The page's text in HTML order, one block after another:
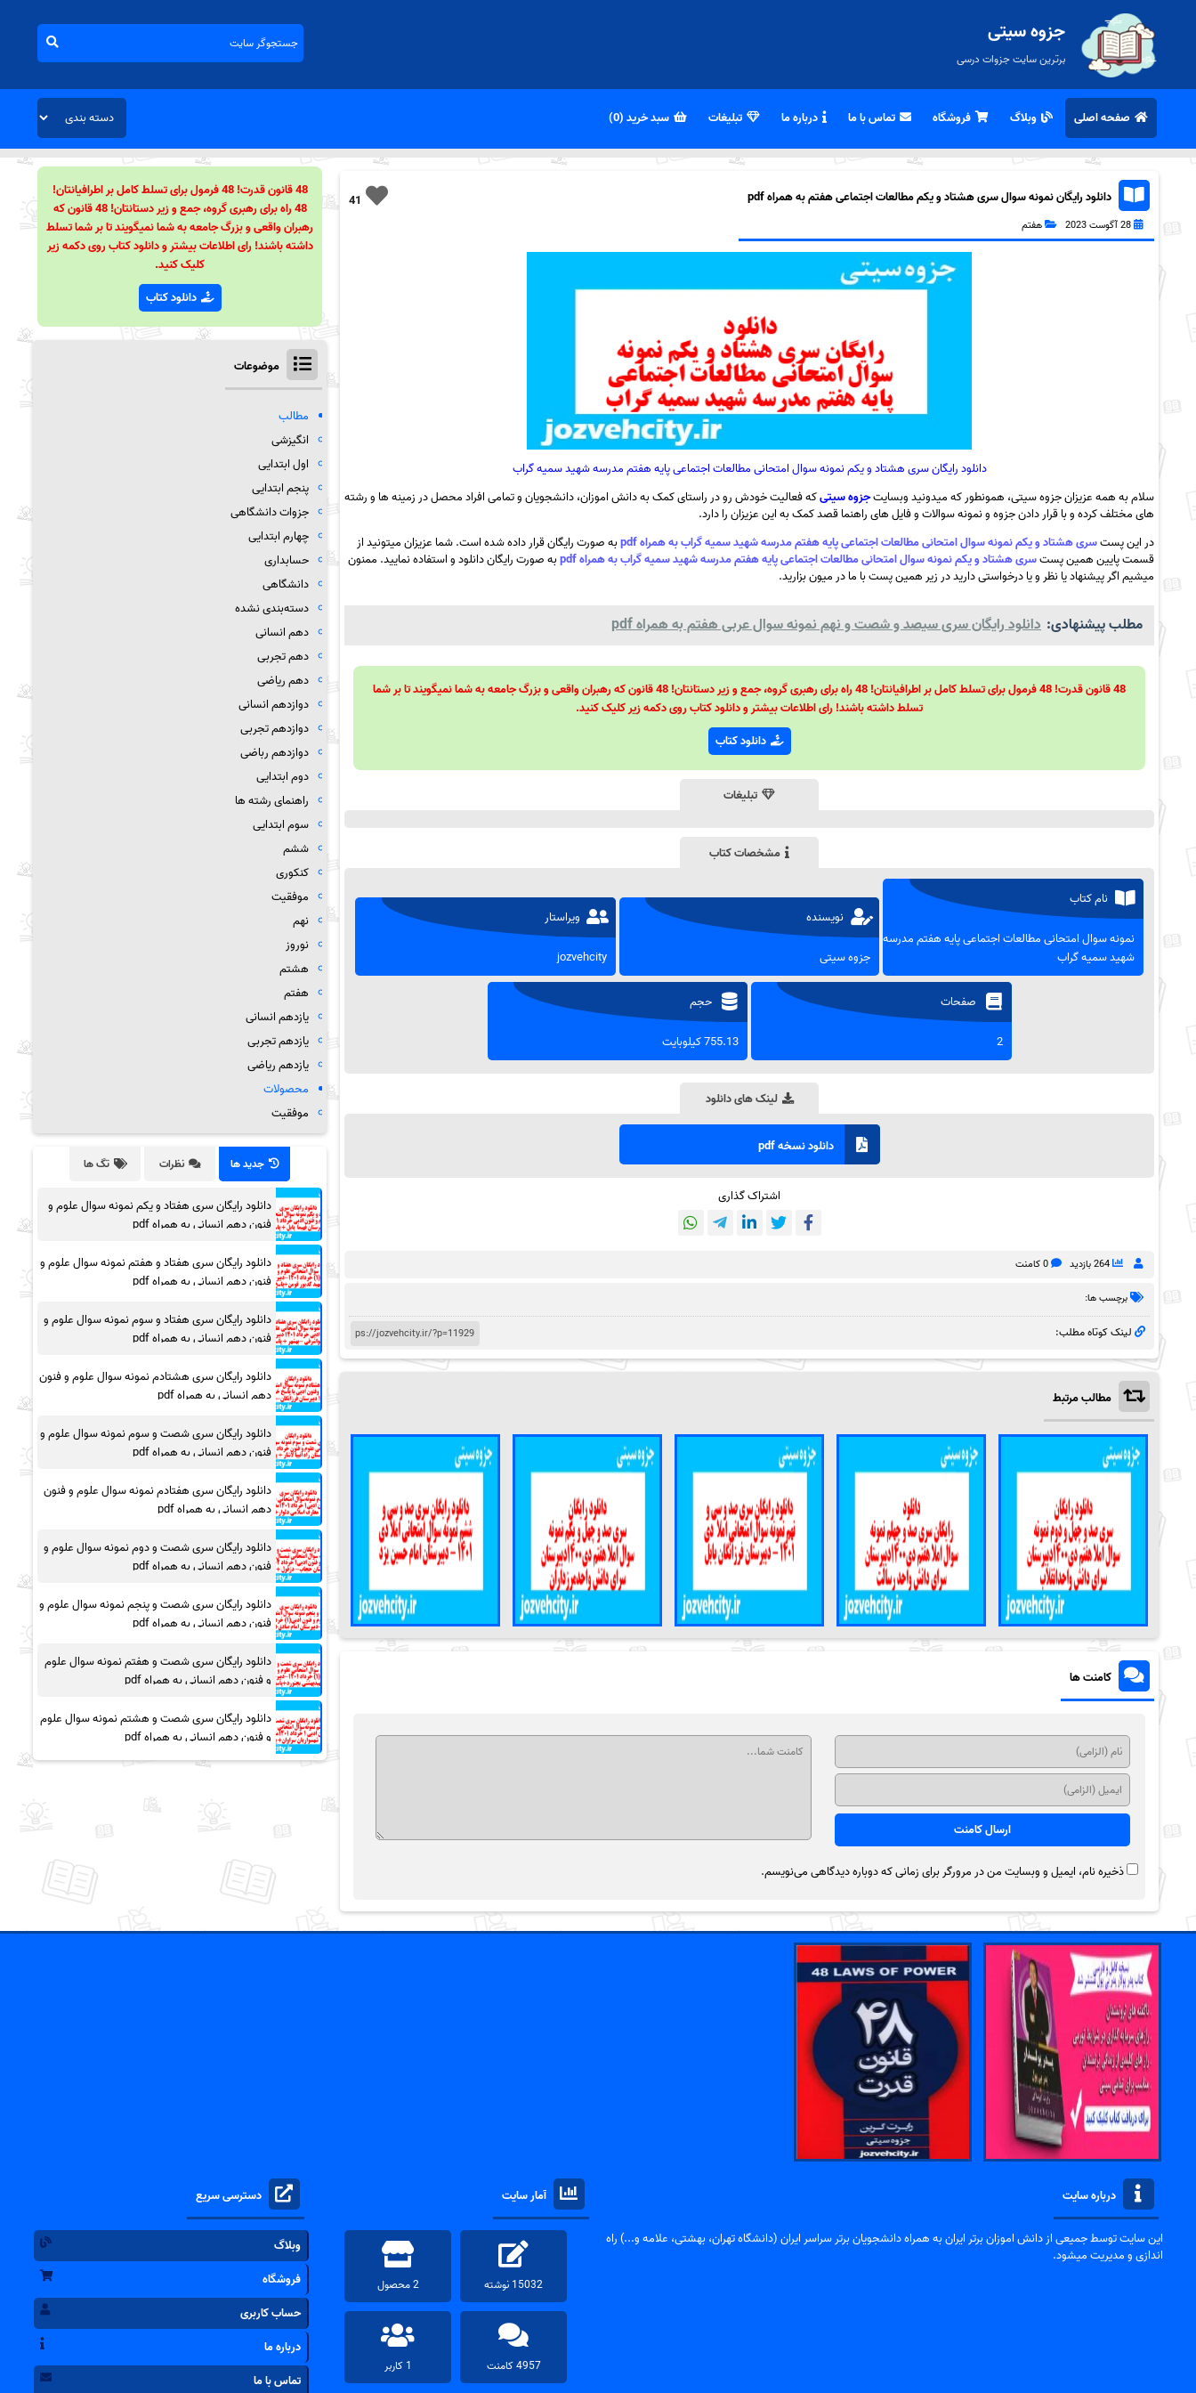
جزوه سیتی
برترین سایت جزوات درسی
صفحه اصلی وبلاگ فروشگاه تماس با ما درباره ما تبلیغات سبد خرید (0)
41 دانلود رایگان نمونه سوال سری هشتاد و یکم مطالعات اجتماعی هفتم به همراه pdf
28 آگوست 2023 هفتم
دانلود رایگان سری هشتاد و یکم نمونه سوال امتحانی مطالعات اجتماعی پایه هفتم مدرسه شهید سمیه گراب
سلام به همه عزیزان جزوه سیتی، همونطور که میدونید وبسایتجزوه سیتیکه فعالیت خودش رو در راستای کمک به دانش اموزان، دانشجویان و تمامی افراد محصل در زمینه ها و رشته
های مختلف کرده و با قرار دادن جزوه و نمونه سوالات و فایل های راهنما قصد کمک به این عزیزان را دارد.
در این پستسری هشتاد و یکم نمونه سوال امتحانی مطالعات اجتماعی پایه هفتم مدرسه شهید سمیه گراب به همراه pdf
به صورت رایگان قرار داده شده است. شما عزیزان میتونید از
قسمت پایین همین پستسری هشتاد و یکم نمونه سوال امتحانی مطالعات اجتماعی پایه هفتم مدرسه شهید سمیه گراب به همراه pdf
به صورت رایگان دانلود و استفاده نمایید. ممنون
میشیم اگر پیشنهاد یا نظر و یا درخواستی دارید در زیر همین پست با ما در میون بزارید.
مطلب پیشنهادی: دانلود رایگان سری سیصد و شصت و نهم نمونه سوال عربی هفتم به همراه pdf
48 قانون قدرت! 48 فرمول برای تسلط کامل بر اطرافیانتان! 48 راه برای رهبری گروه، جمع و زیر دستانتان! 48 قانون که رهبران واقعی و بزرگ جامعه به شما نمیگویند تا بر شما
تسلط داشته باشند! رای اطلاعات بیشتر و دانلود کتاب روی دکمه زیر کلیک کنید.
دانلود کتاب
تبلیغات
مشخصات کتاب
نام کتاب
نمونه سوال امتحانی مطالعات اجتماعی پایه هفتم مدرسه
شهید سمیه گراب
نویسنده
جزوه سیتی
ویراستار
jozvehcity
صفحات
2
حجم
755.13 کیلوبایت
لینک های دانلود
دانلود نسخه pdf
اشتراک گذاری
264 بازدید 0 کامنت
برچسب ها:
لینک کوتاه مطلب:
مطالب مرتبط
کامنت ها
ذخیره نام، ایمیل و وبسایت من در مرورگر برای زمانی که دوباره دیدگاهی می‌نویسم.
48 قانون قدرت! 48 فرمول برای تسلط کامل بر اطرافیانتان!
48 راه برای رهبری گروه، جمع و زیر دستانتان! 48 قانون که
رهبران واقعی و بزرگ جامعه به شما نمیگویند تا بر شما تسلط
داشته باشند! رای اطلاعات بیشتر و دانلود کتاب روی دکمه زیر
کلیک کنید.
دانلود کتاب
موضوعات
مطالب
انگیزشی
اول ابتدایی
پنجم ابتدایی
جزوات دانشگاهی
چهارم ابتدایی
حسابداری
دانشگاهی
دسته‌بندی نشده
دهم انسانی
دهم تجربی
دهم ریاضی
دوازدهم انسانی
دوازدهم تجربی
دوازدهم رباضی
دوم ابتدایی
راهنمای رشته ها
سوم ابتدایی
ششم
کنکوری
موفقیت
نهم
نوروز
هشتم
هفتم
یازدهم انسانی
یازدهم تجربی
یازدهم ریاضی
محصولات
موفقیت
جدید ها نظرات تگ ها
دانلود رایگان سری هفتاد و یکم نمونه سوال علوم و
فنون دهم انسانی به همراه pdf
دانلود رایگان سری هفتاد و هفتم نمونه سوال علوم و
فنون دهم انسانی به همراه pdf
دانلود رایگان سری هفتاد و سوم نمونه سوال علوم و
فنون دهم انسانی به همراه pdf
دانلود رایگان سری هشتادم نمونه سوال علوم و فنون
دهم انسانی به همراه pdf
دانلود رایگان سری شصت و سوم نمونه سوال علوم و
فنون دهم انسانی به همراه pdf
دانلود رایگان سری هفتادم نمونه سوال علوم و فنون
دهم انسانی به همراه pdf
دانلود رایگان سری شصت و دوم نمونه سوال علوم و
فنون دهم انسانی به همراه pdf
دانلود رایگان سری شصت و پنجم نمونه سوال علوم و
فنون دهم انسانی به همراه pdf
دانلود رایگان سری شصت و هفتم نمونه سوال علوم
و فنون دهم انسانی به همراه pdf
دانلود رایگان سری شصت و هشتم نمونه سوال علوم
و فنون دهم انسانی به همراه pdf
درباره سایت
این سایت توسط جمیعی از دانش اموزان برتر ایران به همراه دانشجویان برتر سراسر ایران (دانشگاه تهران، بهشتی، علامه و...) راه
اندازی و مدیریت میشود.
آمار سایت
15032 نوشته 2 محصول
4957 کامنت 1 کاربر
دسترسی سریع
وبلاگ
فروشگاه
حساب کاربری
درباره ما
تماس با ما